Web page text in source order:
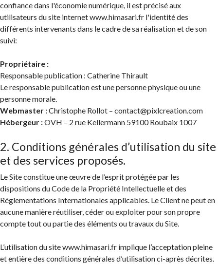
confiance dans l'économie numérique, il est précisé aux
utilisateurs du site internet www.himasari.fr l'identité des
différents intervenants dans le cadre de sa réalisation et de son
suivi:
Propriétaire :
Responsable publication : Catherine Thirault
Le responsable publication est une personne physique ou une
personne morale.
Webmaster :Christophe Rollot – contact@pixlcreation.com
Hébergeur :OVH – 2 rue Kellermann 59100 Roubaix 1007
2. Conditions générales d’utilisation du site
et des services proposés.
Le Site constitue une œuvre de l’esprit protégée par les
dispositions du Code de la Propriété Intellectuelle et des
Réglementations Internationales applicables. Le Client ne peut en
aucune manière réutiliser, céder ou exploiter pour son propre
compte tout ou partie des éléments ou travaux du Site.
L’utilisation du site www.himasari.fr implique l’acceptation pleine
et entière des conditions générales d’utilisation ci-après décrites.